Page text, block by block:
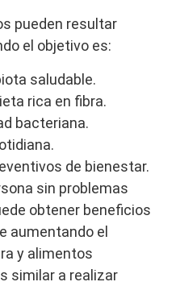
pueden resultar
el objetivo es:
saludable.
rica en fibra.
bacteriana.
de bienestar.
sin problemas
obtener beneficios
aumentando el
y alimentos
similar a realizar